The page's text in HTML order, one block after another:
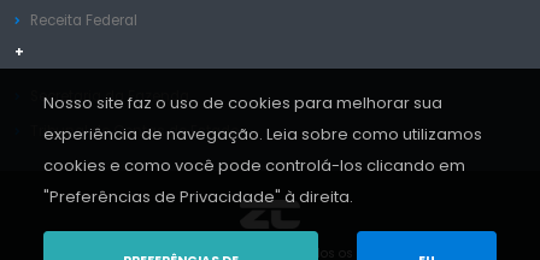
Receita Federal
+
Secretaria da Fazenda
Tribunal de Contas do Estado
Copyright © ZC Sistemas 2013-2026. Todos os Direitos Reservados.
Nosso site faz o uso de cookies para melhorar sua
experiência de navegação. Leia sobre como utilizamos
cookies e como você pode controlá-los clicando em
"Preferências de Privacidade" à direita.